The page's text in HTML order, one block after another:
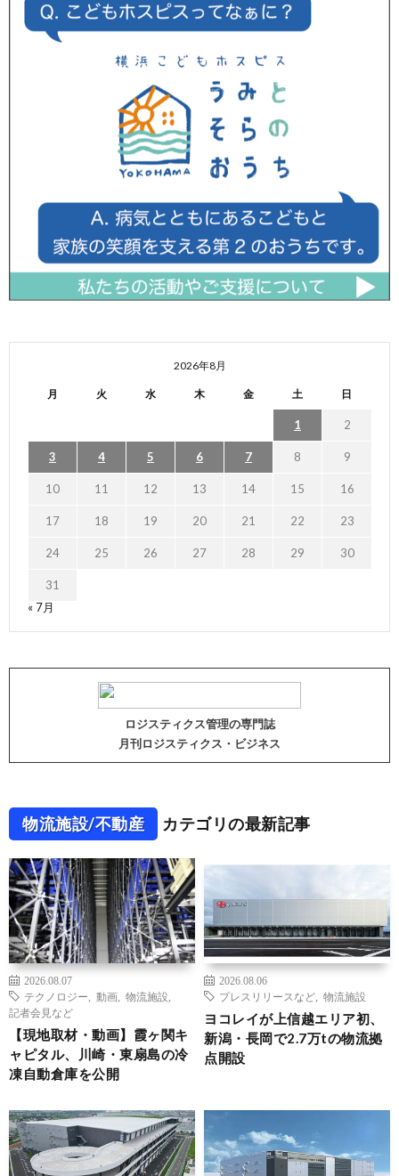
2026年8月
月 火 水 木 金 土 日
1 2
3 4 5 6 7 8 9
10 11 12 13 14 15 16
17 18 19 20 21 22 23
24 25 26 27 28 29 30
31
« 7月
ロジスティクス管理の専門誌
月刊ロジスティクス・ビジネス
物流施設/不動産 カテゴリの最新記事
2026.08.07
テクノロジー
動画 物流施設
記者会見など
【現地取材・動画】霞ヶ関キ
ャピタル、川崎・東扇島の冷
凍自動倉庫を公開
2026.08.06
プレスリリースなど
物流施設
ヨコレイが上信越エリア初、
新潟・長岡で2.7万tの物流拠
点開設